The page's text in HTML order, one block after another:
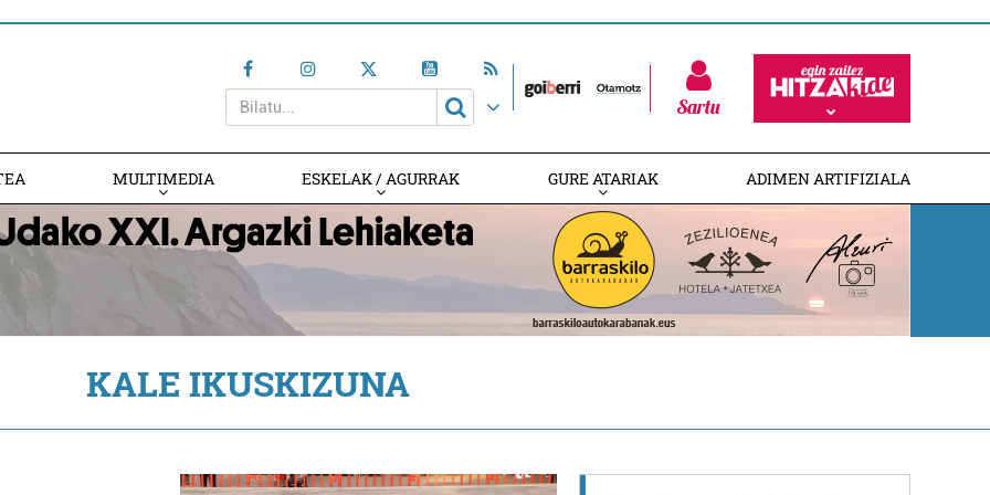
Sartu
MULTIMEDIA ESKELAK / AGURRAK GURE ATARIAK ADIMEN ARTIFIZIALA
KALE IKUSKIZUNA